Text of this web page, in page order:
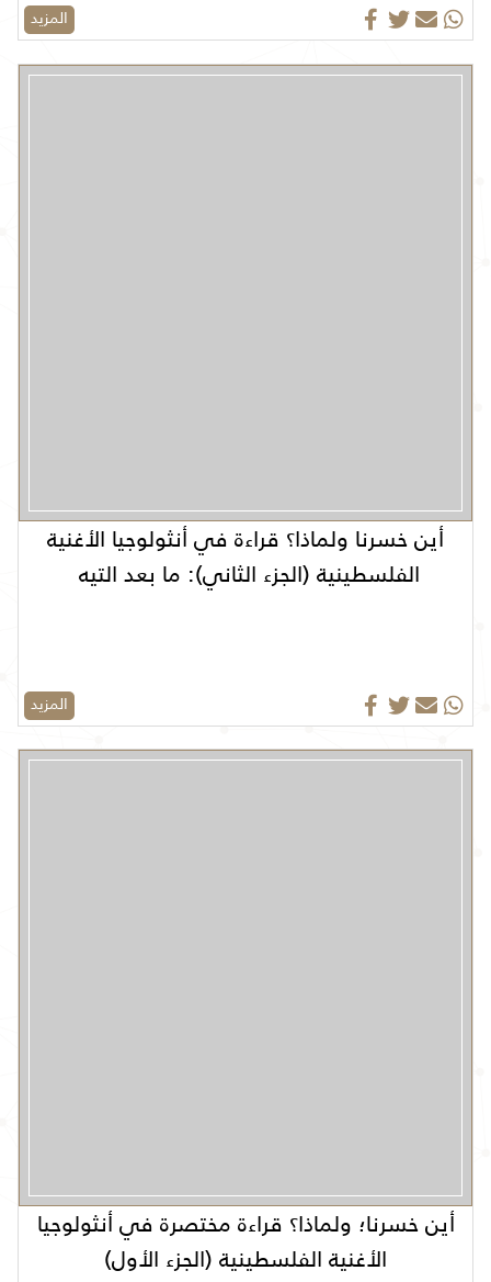
المزيد
أين خسرنا ولماذا؟ قراءة في أنثولوجيا الأغنية
الفلسطينية (الجزء الثاني): ما بعد التيه
المزيد
أين خسرنا؛ ولماذا؟ قراءة مختصرة في أنثولوجيا
الأغنية الفلسطينية (الجزء الأول)